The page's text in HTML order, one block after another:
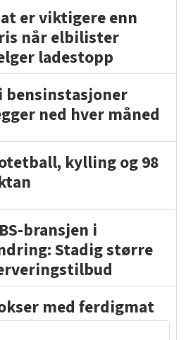
er viktigere enn
når elbilister
ladestopp
bensinstasjoner
ned hver måned
kylling og 98
bransjen i
Stadig større
med ferdigmat